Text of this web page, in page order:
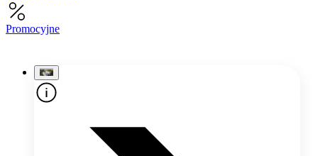
Promocyjne